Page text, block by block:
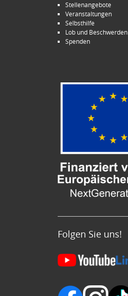
Stellenangebote
Veranstaltungen
Selbsthilfe
Lob und Beschwerden
Spenden
Folgen Sie uns!